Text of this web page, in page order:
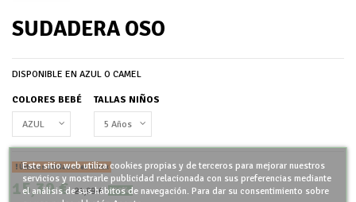
SUDADERA OSO
DISPONIBLE EN AZUL O CAMEL
COLORES BEBÉ TALLAS NIÑOS
Últimas unidades en stock
15,39 €21,99 € -30%
Este sitio web utiliza cookies propias y de terceros para mejorar nuestros
servicios y mostrarle publicidad relacionada con sus preferencias mediante
el análisis de sus hábitos de navegación. Para dar su consentimiento sobre